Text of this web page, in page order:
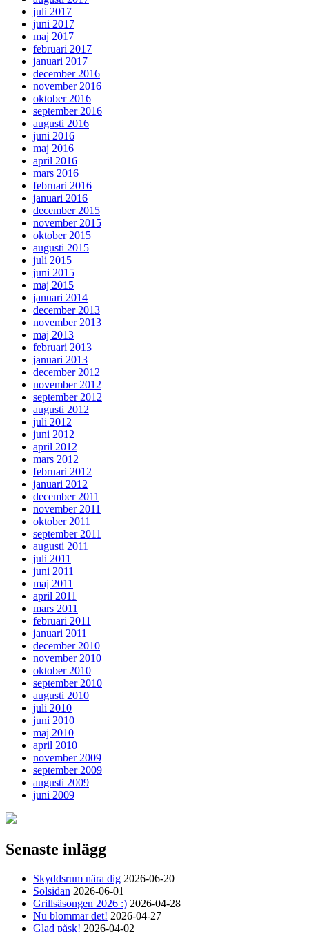
juli 2017
juni 2017
maj 2017
februari 2017
januari 2017
december 2016
november 2016
oktober 2016
september 2016
augusti 2016
juni 2016
maj 2016
april 2016
mars 2016
februari 2016
januari 2016
december 2015
november 2015
oktober 2015
augusti 2015
juli 2015
juni 2015
maj 2015
januari 2014
december 2013
november 2013
maj 2013
februari 2013
januari 2013
december 2012
november 2012
september 2012
augusti 2012
juli 2012
juni 2012
april 2012
mars 2012
februari 2012
januari 2012
december 2011
november 2011
oktober 2011
september 2011
augusti 2011
juli 2011
juni 2011
maj 2011
april 2011
mars 2011
februari 2011
januari 2011
december 2010
november 2010
oktober 2010
september 2010
augusti 2010
juli 2010
juni 2010
maj 2010
april 2010
november 2009
september 2009
augusti 2009
juni 2009
Senaste inlägg
Skyddsrum nära dig 2026-06-20
Solsidan 2026-06-01
Grillsäsongen 2026 :) 2026-04-28
Nu blommar det! 2026-04-27
Glad påsk! 2026-04-02